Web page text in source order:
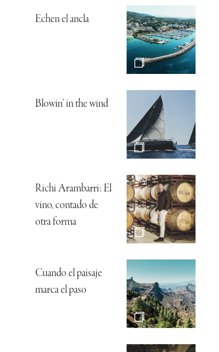
Echen el ancla
Blowin’ in the wind
Richi Arambarri: El
vino, contado de
otra forma
Cuando el paisaje
marca el paso